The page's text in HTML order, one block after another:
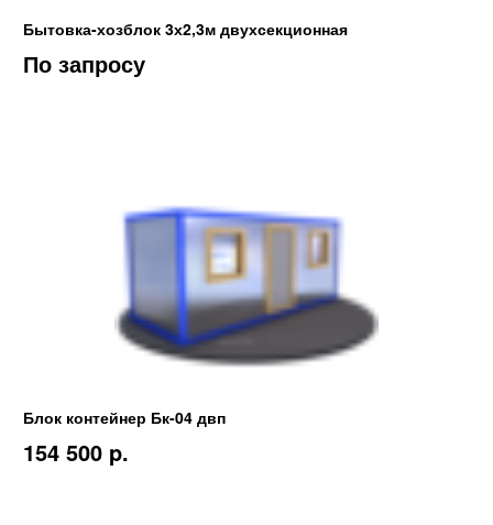
Бытовка-хозблок 3х2,3м двухсекционная
По запросу
Блок контейнер Бк-04 двп
154 500 p.